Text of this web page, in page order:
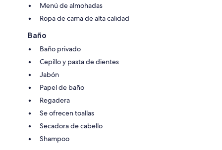
Menú de almohadas
Ropa de cama de alta calidad
Baño
Baño privado
Cepillo y pasta de dientes
Jabón
Papel de baño
Regadera
Se ofrecen toallas
Secadora de cabello
Shampoo